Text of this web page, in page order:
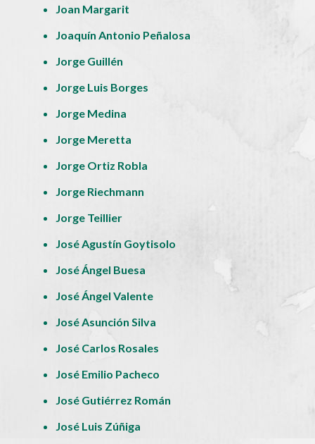
Joan Margarit
Joaquín Antonio Peñalosa
Jorge Guillén
Jorge Luis Borges
Jorge Medina
Jorge Meretta
Jorge Ortiz Robla
Jorge Riechmann
Jorge Teillier
José Agustín Goytisolo
José Ángel Buesa
José Ángel Valente
José Asunción Silva
José Carlos Rosales
José Emilio Pacheco
José Gutiérrez Román
José Luis Zúñiga